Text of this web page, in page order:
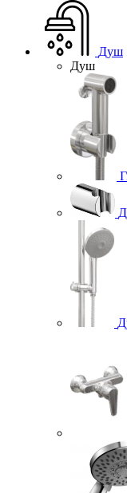
Душ
Душ